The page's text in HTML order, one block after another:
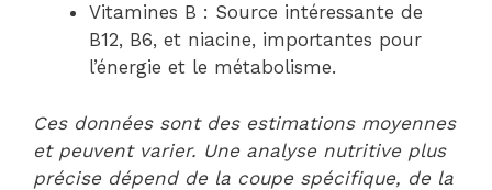
Vitamines B : Source intéressante de
B12, B6, et niacine, importantes pour
l’énergie et le métabolisme.
Ces données sont des estimations moyennes
et peuvent varier. Une analyse nutritive plus
précise dépend de la coupe spécifique, de la